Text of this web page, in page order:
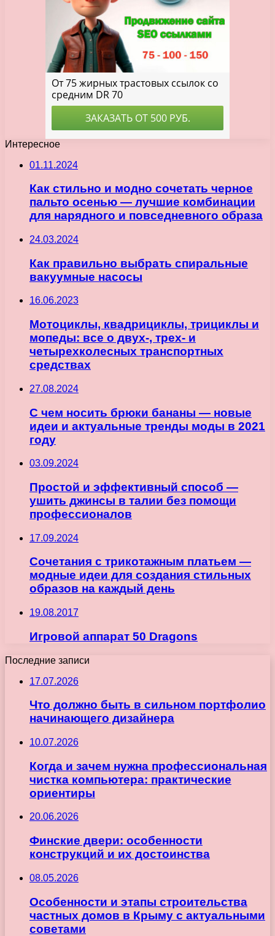
Интересное
01.11.2024
Как стильно и модно сочетать черное
пальто осенью — лучшие комбинации
для нарядного и повседневного образа
24.03.2024
Как правильно выбрать спиральные
вакуумные насосы
16.06.2023
Мотоциклы, квадрициклы, трициклы и
мопеды: все о двух-, трех- и
четырехколесных транспортных
средствах
27.08.2024
С чем носить брюки бананы — новые
идеи и актуальные тренды моды в 2021
году
03.09.2024
Простой и эффективный способ —
ушить джинсы в талии без помощи
профессионалов
17.09.2024
Сочетания с трикотажным платьем —
модные идеи для создания стильных
образов на каждый день
19.08.2017
Игровой аппарат 50 Dragons
Последние записи
17.07.2026
Что должно быть в сильном портфолио
начинающего дизайнера
10.07.2026
Когда и зачем нужна профессиональная
чистка компьютера: практические
ориентиры
20.06.2026
Финские двери: особенности
конструкций и их достоинства
08.05.2026
Особенности и этапы строительства
частных домов в Крыму с актуальными
советами